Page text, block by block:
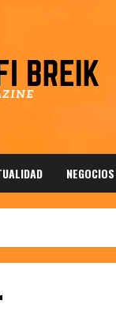
NEGOCIOS